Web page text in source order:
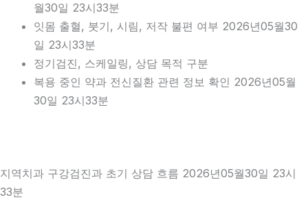
월30일 23시33분
잇몸 출혈, 붓기, 시림, 저작 불편 여부 2026년05월30
일 23시33분
정기검진, 스케일링, 상담 목적 구분
복용 중인 약과 전신질환 관련 정보 확인 2026년05월
30일 23시33분
지역치과 구강검진과 초기 상담 흐름 2026년05월30일 23시
33분